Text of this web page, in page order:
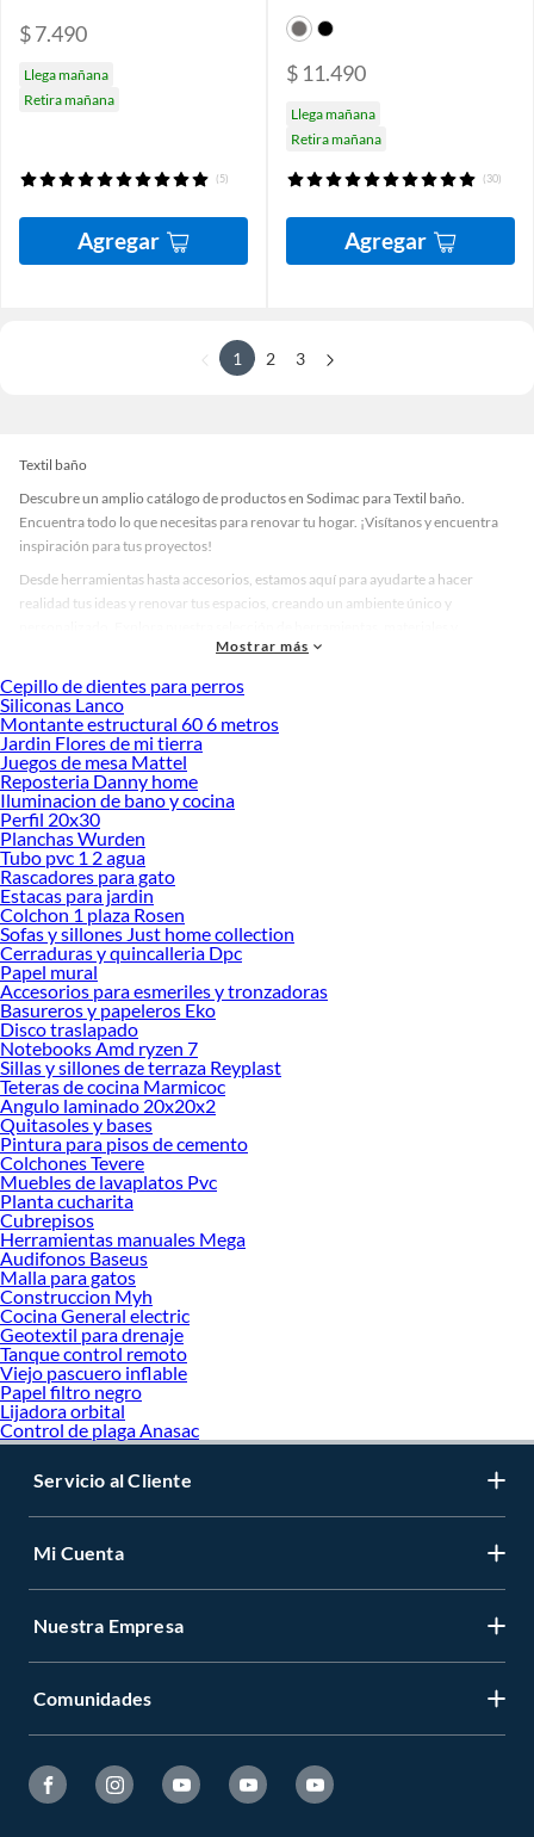
$ 7.490
Llega mañana
Retira mañana
(5)
Agregar
$ 11.490
Llega mañana
Retira mañana
(30)
Agregar
1 2 3
Textil baño
Descubre un amplio catálogo de productos en Sodimac para Textil baño.
Encuentra todo lo que necesitas para renovar tu hogar. ¡Visítanos y encuentra
inspiración para tus proyectos!
Desde herramientas hasta accesorios, estamos aquí para ayudarte a hacer
realidad tus ideas y renovar tus espacios, creando un ambiente único y
accesorios de calidad que te ayudarán a crear un espacio más tú.
Desde remodelaciones hasta proyectos de decoración, estamos aquí para hacer
tus ideas realidad. ¡Visítanos y encuentra todo lo que tenemos para ofrecerte en
Textil baño!
Explora la variedad de productos de Textil baño en Sodimac
Herramientas, materiales y accesorios de calidad para tus proyectos y
renovación de espacios. ¡Visítanos y descubre todo lo que tenemos para
ofrecerte!
Encuentra una amplia variedad de productos de Textil baño en Sodimac.
Encuentra todo lo necesario para tus proyectos de renovación y decoración.
¡Visítanos y haz tus ideas realidad!
Mostrar más
Cepillo de dientes para perros
Siliconas Lanco
Montante estructural 60 6 metros
Jardin Flores de mi tierra
Juegos de mesa Mattel
Reposteria Danny home
Iluminacion de bano y cocina
Perfil 20x30
Planchas Wurden
Tubo pvc 1 2 agua
Rascadores para gato
Estacas para jardin
Colchon 1 plaza Rosen
Sofas y sillones Just home collection
Cerraduras y quincalleria Dpc
Papel mural
Accesorios para esmeriles y tronzadoras
Basureros y papeleros Eko
Disco traslapado
Notebooks Amd ryzen 7
Sillas y sillones de terraza Reyplast
Teteras de cocina Marmicoc
Angulo laminado 20x20x2
Quitasoles y bases
Pintura para pisos de cemento
Colchones Tevere
Muebles de lavaplatos Pvc
Planta cucharita
Cubrepisos
Herramientas manuales Mega
Audifonos Baseus
Malla para gatos
Construccion Myh
Cocina General electric
Geotextil para drenaje
Tanque control remoto
Viejo pascuero inflable
Papel filtro negro
Lijadora orbital
Control de plaga Anasac
Servicio al Cliente
Mi Cuenta
Nuestra Empresa
Comunidades